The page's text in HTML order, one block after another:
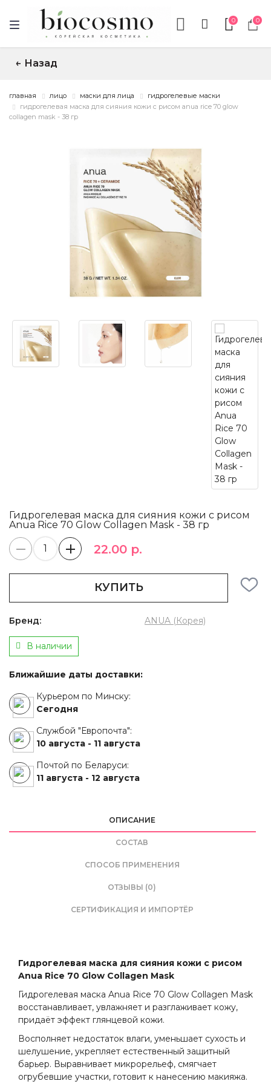
0 0
↑ Назад
главная лицо маски для лица
гидрогелевые маски
гидрогелевая маска для сияния кожи с рисом anua rice 70 glow
collagen mask - 38 гр
Гидрогелевая маска для сияния кожи с рисом
Anua Rice 70 Glow Collagen Mask - 38 гр
22.00 р.
КУПИТЬ
Бренд: ANUA (Корея)
В наличии
Ближайшие даты доставки:
Курьером по Минску:
Сегодня
Службой "Европочта":
10 августа - 11 августа
Почтой по Беларуси:
11 августа - 12 августа
ОПИСАНИЕ
CОСТАВ
СПОСОБ ПРИМЕНЕНИЯ
ОТЗЫВЫ (0)
СЕРТИФИКАЦИЯ И ИМПОРТЁР
Гидрогелевая маска для сияния кожи с рисом
Anua Rice 70 Glow Collagen Mask
Гидрогелевая маска Anua Rice 70 Glow Collagen Mask
восстанавливает, увлажняет и разглаживает кожу,
придаёт эффект глянцевой кожи.
Восполняет недостаток влаги, уменьшает сухость и
шелушение, укрепляет естественный защитный
барьер. Выравнивает микрорельеф, смягчает
огрубевшие участки, готовит к нанесению макияжа.